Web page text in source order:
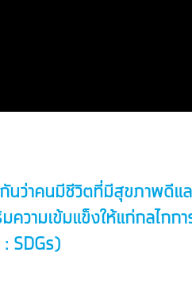
ว่าคนมีชีวิตที่มีสุขภาพดีแ
ความเข้มแข็งให้แก่กลไก
SDGs)